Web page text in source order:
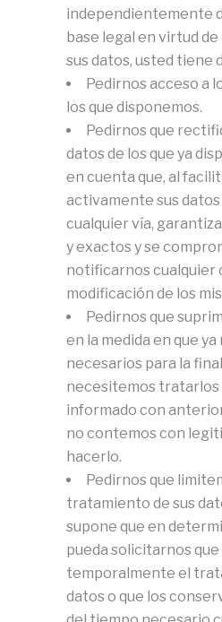
independientemente
base legal en virtud
sus datos, usted tiene
Pedirnos acceso a
los que disponemos.
Pedirnos que
datos de los que ya
en cuenta que, al
activamente sus
cualquier vía,
y exactos y se
notificarnos cualquier
modificación de los
Pedirnos que
en la medida en que ya
necesarios para la
necesitemos tratarlos
informado con
no contemos con
hacerlo.
Pedirnos que
tratamiento de sus
supone que en
pueda solicitarnos
temporalmente el
datos o que los